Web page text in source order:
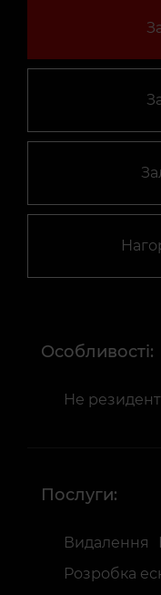
Особливості:
Не резидент
Послуги:
Видалення
Розробка